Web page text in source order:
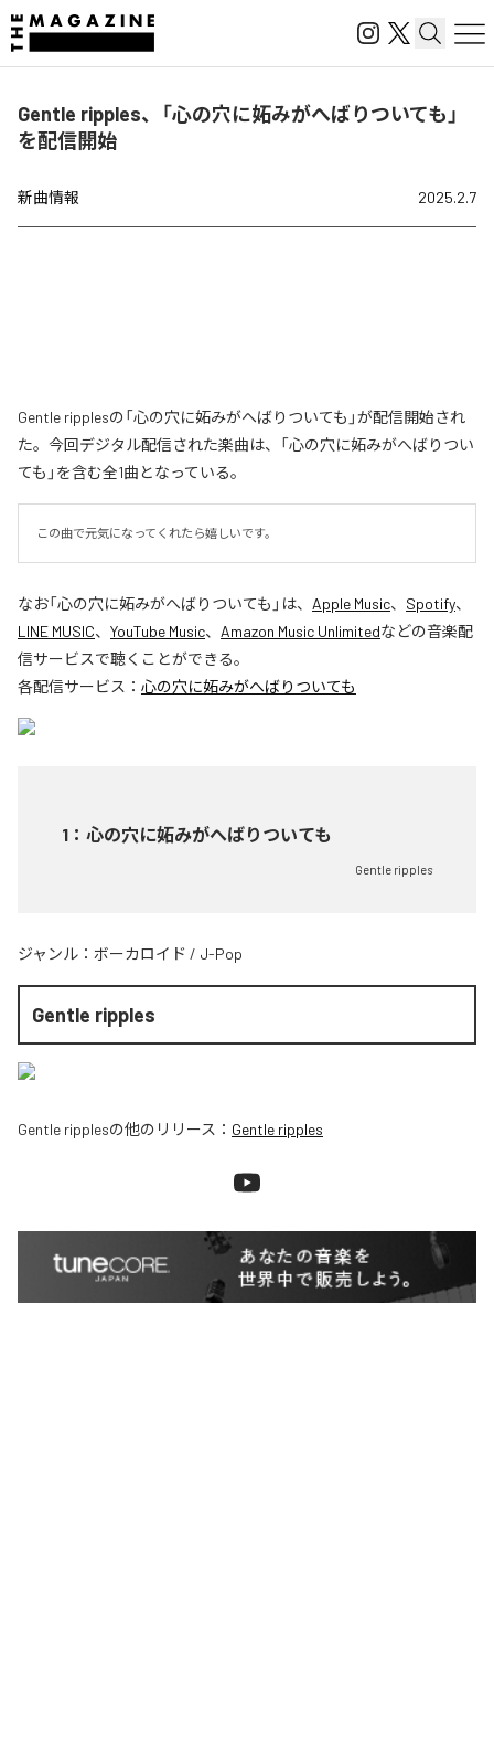
Gentle ripples、「心の穴に妬みがへばりついても」
を配信開始
新曲情報 2025.2.7
Gentle ripplesの「心の穴に妬みがへばりついても」が配信開始され
た。今回デジタル配信された楽曲は、「心の穴に妬みがへばりつい
ても」を含む全1曲となっている。
この曲で元気になってくれたら嬉しいです。
なお「心の穴に妬みがへばりついても 」は、 Apple Music、 Spotify、
LINE MUSIC、 YouTube Music、 Amazon Music Unlimitedなどの音楽配
信サービスで聴くことができる。
各配信サービス： 心の穴に妬みがへばりついても
1 ： 心の穴に妬みがへばりついても
Gentle ripples
ジャンル： ボーカロイド / J-Pop
Gentle ripples
Gentle ripplesの他のリリース： Gentle ripples